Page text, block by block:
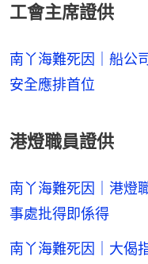
工會主席證供
南丫海難死因｜船
安全應排首位
港燈職員證供
南丫海難死因｜港
事處批得即係得
南丫海難死因｜大偈